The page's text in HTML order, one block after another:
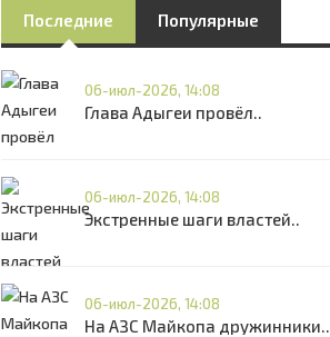
Последние Популярные
06-июл-2026, 14:08
Глава Адыгеи провёл..
06-июл-2026, 14:08
Экстренные шаги властей..
06-июл-2026, 14:08
На АЗС Майкопа дружинники..